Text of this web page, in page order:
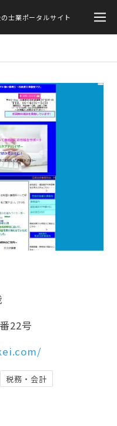
士業ポータルサイト
22号
税務・会計